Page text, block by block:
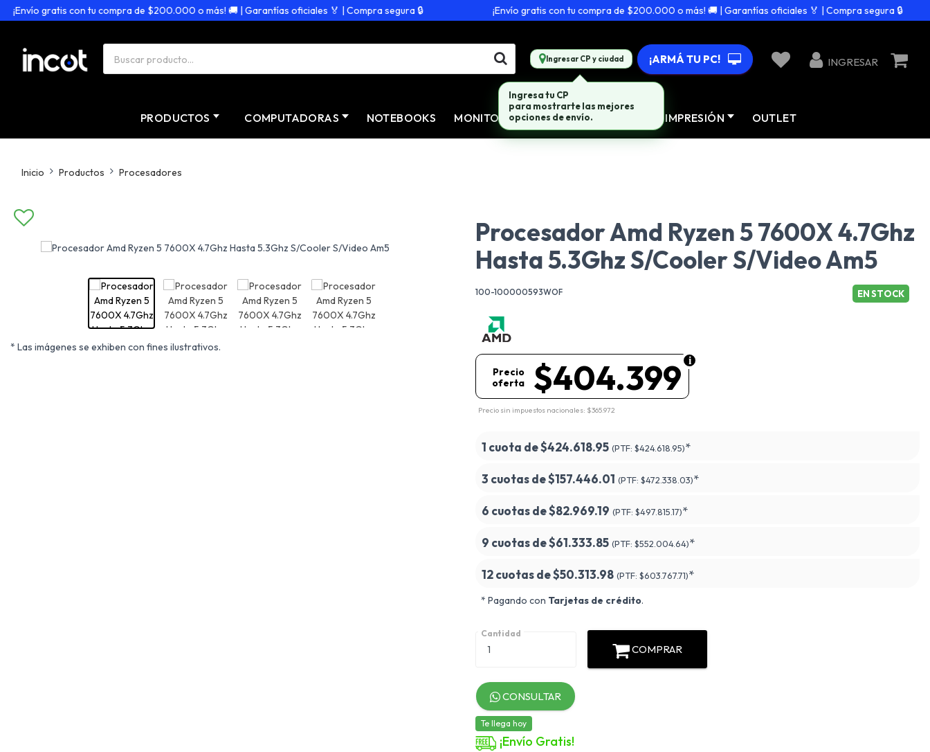
gratis con tu compra de $200.000 o más! 🚚 | Garantías oficiales 🏅 | Compra segura 🔒 ¡Envío gratis con tu compra de $200.000 o más! 🚚 | Garantías oficiales 🏅 | Compra segura 🔒
Ingresar CP y ciudad ¡ARMÁ TU PC! INGRESAR
PRODUCTOS COMPUTADORAS NOTEBOOKS MONITORES CONECTIVIDAD IMPRESIÓN OUTLET
Inicio Productos Procesadores
* Las imágenes se exhiben con fines ilustrativos.
Procesador Amd Ryzen 5 7600X 4.7Ghz
Hasta 5.3Ghz S/Cooler S/Video Am5
100-100000593WOF EN STOCK
$404.399
Precio
oferta
Precio sin impuestos nacionales: $365.972
1 cuota de$424.618.95 (PTF: $424.618.95)*
3 cuotas de$157.446.01 (PTF: $472.338.03)*
6 cuotas de$82.969.19 (PTF: $497.815.17)*
9 cuotas de$61.333.85 (PTF: $552.004.64)*
12 cuotas de$50.313.98 (PTF: $603.767.71)*
* Pagando con Tarjetas de crédito.
Cantidad
COMPRAR
CONSULTAR
Te llega hoy
¡Envío Gratis!
Ingresa tu CP
para mostrarte las mejores
opciones de envío.